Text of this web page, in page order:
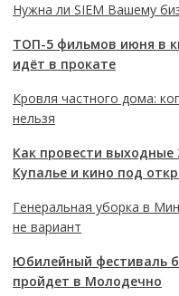
Нужна ли SIEM Вашему
ТОП-5 фильмов июня в
идёт в прокате
Кровля частного дома:
нельзя
Как провести выходные
Купалье и кино под
Генеральная уборка в
не вариант
Юбилейный фестиваль
пройдет в Молодечно